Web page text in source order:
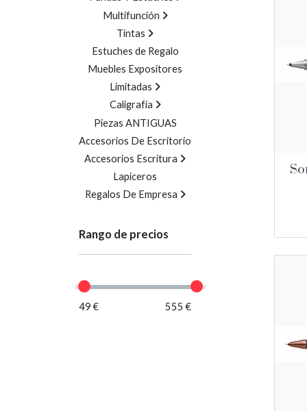
Multifunción
Tintas
Estuches de Regalo
Muebles Expositores
Limitadas
Caligrafía
Piezas ANTIGUAS
Accesorios De Escritorio
Accesorios Escritura
Lapiceros
Regalos De Empresa
Rango de precios
49 € 555 €